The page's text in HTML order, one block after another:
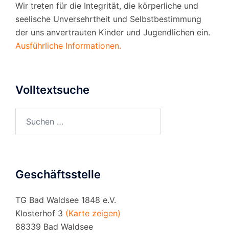
Wir treten für die Integrität, die körperliche und
seelische Unversehrtheit und Selbstbestimmung
der uns anvertrauten Kinder und Jugendlichen ein.
Ausführliche Informationen.
Volltextsuche
Geschäftsstelle
TG Bad Waldsee 1848 e.V.
Klosterhof 3 (Karte zeigen)
88339 Bad Waldsee